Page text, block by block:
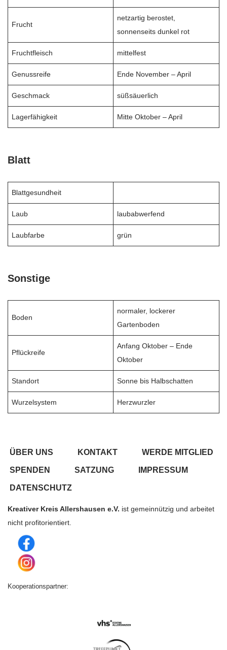
Frucht
netzartig berostet,
sonnenseits dunkel rot
Fruchtfleisch mittelfest
Genussreife Ende November – April
Geschmack süßsäuerlich
Lagerfähigkeit Mitte Oktober – April
Blatt
Blattgesundheit
Laub laubabwerfend
Laubfarbe grün
Sonstige
Boden
normaler, lockerer
Gartenboden
Pflückreife
Anfang Oktober – Ende
Oktober
Standort Sonne bis Halbschatten
Wurzelsystem Herzwurzler
ÜBER UNS KONTAKT WERDE MITGLIED
SPENDEN SATZUNG IMPRESSUM
DATENSCHUTZ
Kreativer Kreis Allershausen e.V. ist gemeinnützig und arbeitet
nicht profitorientiert.
Kooperationspartner: